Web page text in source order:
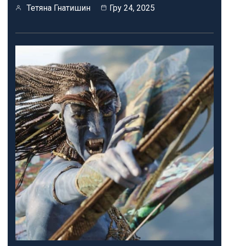
Тетяна Гнатишин Гру 24, 2025